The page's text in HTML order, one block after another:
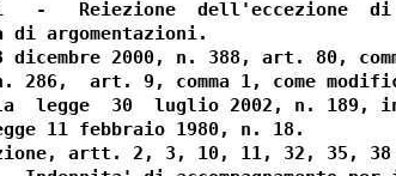
-   Reiezione  dell'eccezione
di argomentazioni.
dicembre 2000, n. 388, art. 80,
286,  art. 9, comma 1, come
legge  30  luglio 2002, n. 189,
11 febbraio 1980, n. 18.
artt. 2, 3, 10, 11, 32, 35, 38 e